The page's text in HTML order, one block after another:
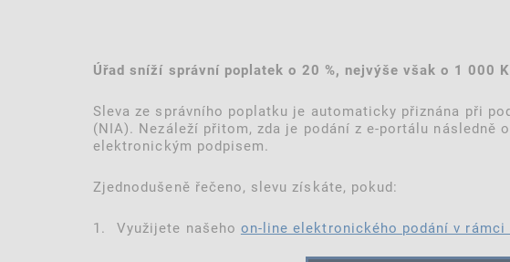
Úřad sníží správní poplatek o 20 %, nejvýše však o 1 000
Sleva ze správního poplatku je automaticky přiznána při
(NIA). Nezáleží přitom, zda je podání z e-portálu
elektronickým podpisem.
Zjednodušeně řečeno, slevu získáte, pokud:
Využijete našeho on-line elektronického podání v